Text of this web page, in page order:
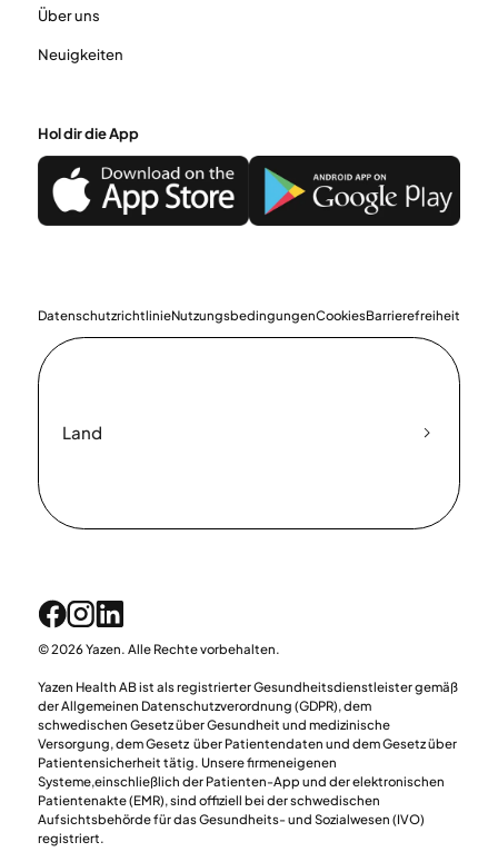
Über uns
Neuigkeiten
Hol dir die App
DatenschutzrichtlinieNutzungsbedingungenCookiesBarrierefreiheit
Land
© 2026 Yazen. Alle Rechte vorbehalten.
Yazen Health AB ist als registrierter Gesundheitsdienstleister gemäß
der Allgemeinen Datenschutzverordnung (GDPR), dem
schwedischen Gesetz über Gesundheit und medizinische
Versorgung, dem Gesetz über Patientendaten und dem Gesetz über
Patientensicherheit tätig. Unsere firmeneigenen
Systeme,einschließlich der Patienten-App und der elektronischen
Patientenakte (EMR), sind offiziell bei der schwedischen
Aufsichtsbehörde für das Gesundheits- und Sozialwesen (IVO)
registriert.